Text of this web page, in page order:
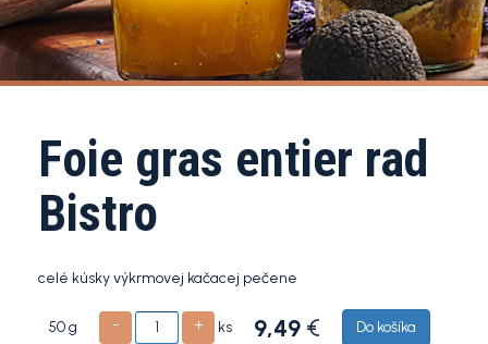
Foie gras entier rad
Bistro
celé kúsky výkrmovej kačacej pečene
50 g - + ks 9,49 € Do košíka